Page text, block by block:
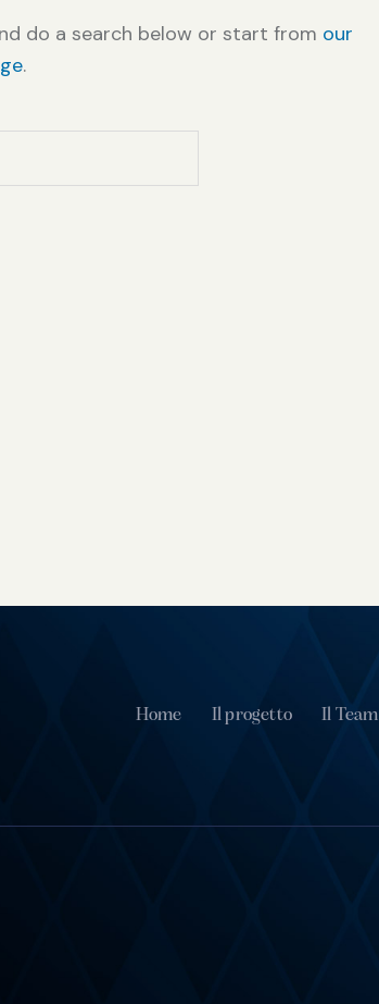
do a search below or start from our
.
Home Il progetto Il Team